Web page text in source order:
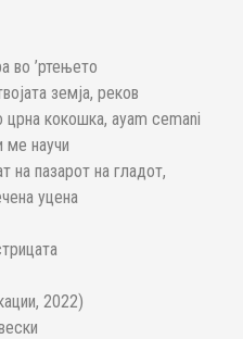
во ’ртењето
земја, реков
кокошка, ayam cemani
ме научи
на пазарот на гладот,
уцена
2022)